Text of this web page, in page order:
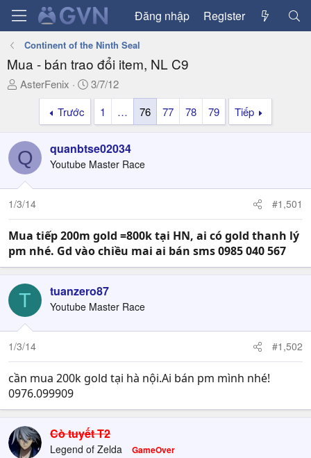
Đăng nhập Register
Continent of the Ninth Seal
Mua - bán trao đổi item, NL C9
T
a
d
s
t
a
e
r
AsterFenix
N
g
y
ử
i
3/7/12
Trước
1 … 76 77 78 79 Tiếp
Q quanbtse02034
Youtube Master Race
1/3/14 #1,501
Mua tiếp 200m gold =800k tại HN, ai có gold thanh lý
pm nhé. Gd vào chiều mai ai bán sms 0985 040 567
T tuanzero87
Youtube Master Race
1/3/14 #1,502
cần mua 200k gold tại hà nội.Ai bán pm mình nhé!
0976.099909
Cò tuyết T2
Legend of Zelda GameOver